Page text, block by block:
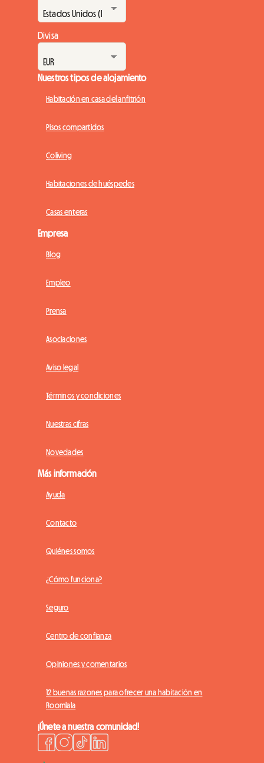
Divisa
Nuestros tipos de alojamiento
Habitación en casa del anfitrión
Pisos compartidos
Coliving
Habitaciones de huéspedes
Casas enteras
Empresa
Blog
Empleo
Prensa
Asociaciones
Aviso legal
Términos y condiciones
Nuestras cifras
Novedades
Más información
Ayuda
Contacto
Quiénes somos
¿Cómo funciona?
Seguro
Centro de confianza
Opiniones y comentarios
12 buenas razones para ofrecer una habitación en
Roomlala
¡Únete a nuestra comunidad!